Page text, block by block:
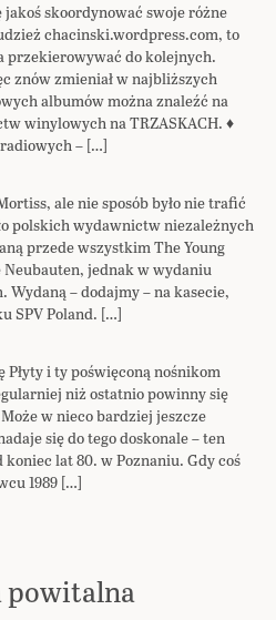
jakoś skoordynować swoje różne
chacinski.wordpress.com, to
przekierowywać do kolejnych.
znów zmieniał w najbliższych
albumów można znaleźć na
winylowych na TRZASKACH. ♦
– […]
ale nie sposób było nie trafić
polskich wydawnictw niezależnych
przede wszystkim The Young
jednak w wydaniu
– dodajmy – na kasecie,
SPV Poland. […]
Płyty i ty poświęconą nośnikom
niż ostatnio powinny się
w nieco bardziej jeszcze
się do tego doskonale – ten
koniec lat 80. w Poznaniu. Gdy coś
1989 […]
powitalna